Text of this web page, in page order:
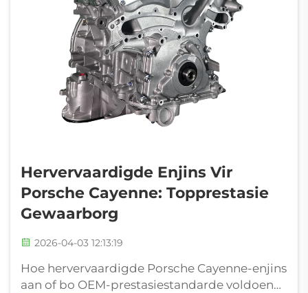
Hervervaardigde Enjins Vir
Porsche Cayenne: Topprestasie
Gewaarborg
2026-04-03 12:13:19
Hoe hervervaardigde Porsche Cayenne-enjins
aan of bo OEM-prestasiestandarde voldoen